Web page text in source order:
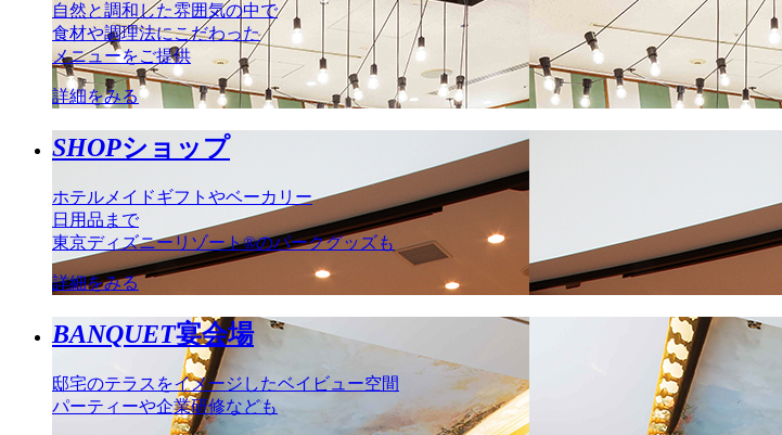
自然と調和した雰囲気の中で
食材や調理法にこだわった
メニューをご提供
詳細をみる
SHOPショップ
ホテルメイドギフトやベーカリー
日用品まで
東京ディズニーリゾート®のパークグッズも
詳細をみる
BANQUET宴会場
邸宅のテラスをイメージしたベイビュー空間
パーティーや企業研修なども